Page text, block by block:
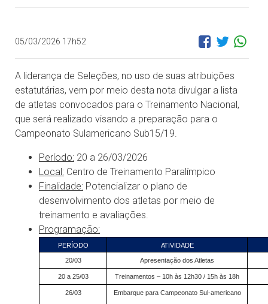
05/03/2026 17h52
A liderança de Seleções, no uso de suas atribuições
estatutárias, vem por meio desta nota divulgar a lista
de atletas convocados para o Treinamento Nacional,
que será realizado visando a preparação para o
Campeonato Sulamericano Sub15/19.
Período: 20 a 26/03/2026
Local: Centro de Treinamento Paralímpico
Finalidade: Potencializar o plano de
desenvolvimento dos atletas por meio de
treinamento e avaliações.
Programação:
PERÍODO ATIVIDADE
20/03 Apresentação dos Atletas
20 a 25/03 Treinamentos – 10h às 12h30 / 15h às 18h
26/03 Embarque para Campeonato Sul-americano